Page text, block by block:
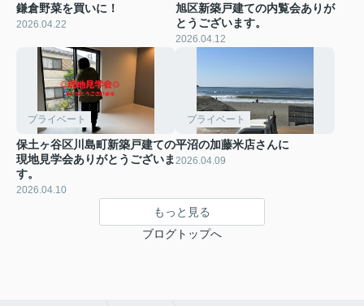
鎌倉野菜を買いに！
2026.04.22
旭区新築戸建ての内覧会ありが
とうございます。
2026.04.12
プライベート
保土ヶ谷区川島町新築戸建ての
現地見学会ありがとうございま
す。
2026.04.10
プライベート
平沼の加藤米店さんに
2026.04.09
もっと見る
ブログトップへ